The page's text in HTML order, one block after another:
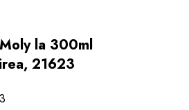
la 300ml
21623